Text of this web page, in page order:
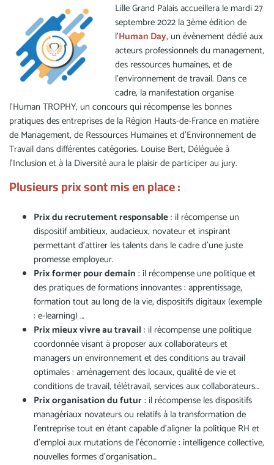
Lille Grand Palais accueillera le mardi 27
septembre 2022 la 3ème édition de
l’Human Day, un évènement dédié aux
acteurs professionnels du management,
des ressources humaines, et de
l’environnement de travail. Dans ce
cadre, la manifestation organise
l’Human TROPHY, un concours qui récompense les bonnes
pratiques des entreprises de la Région Hauts-de-France en matière
de Management, de Ressources Humaines et d’Environnement de
Travail dans différentes catégories. Louise Bert, Déléguée à
l'Inclusion et à la Diversité aura le plaisir de participer au jury.
Plusieurs prix sont mis en place :
Prix du recrutement responsable: il récompense un
dispositif ambitieux, audacieux, novateur et inspirant
permettant d’attirer les talents dans le cadre d’une juste
promesse employeur.
Prix former pour demain : il récompense une politique et
des pratiques de formations innovantes : apprentissage,
formation tout au long de la vie, dispositifs digitaux (exemple
: e-learning) …
Prix mieux vivre au travail : il récompense une politique
coordonnée visant à proposer aux collaborateurs et
managers un environnement et des conditions au travail
optimales : aménagement des locaux, qualité de vie et
conditions de travail, télétravail, services aux collaborateurs…
Prix organisation du futur: il récompense les dispositifs
managériaux novateurs ou relatifs à la transformation de
l’entreprise tout en étant capable d’aligner la politique RH et
d’emploi aux mutations de l’économie : intelligence collective,
nouvelles formes d’organisation…